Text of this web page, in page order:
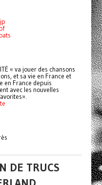
« va jouer des chansons
et sa vie en France et
en France depuis
avec les nouvelles
DE TRUCS